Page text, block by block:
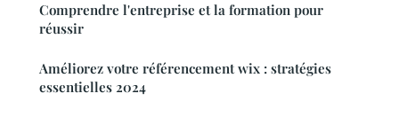
Comprendre l'entreprise et la formation pour
réussir
Améliorez votre référencement wix : stratégies
essentielles 2024